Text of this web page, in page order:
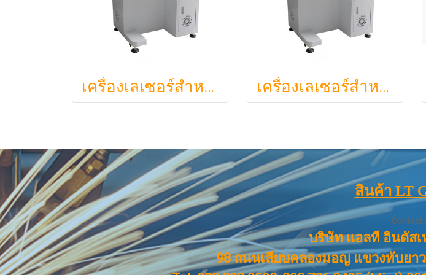
เครื่องเลเซอร์สำหรับโลหะและอโลหะ CO2 : 30W เครื่องเลเซอร์สำหรับโลหะและอโลหะ CO2 : 100W
สินค้า LT
Contact
บริษัท แอลที อินดัสเ
98 ถนนเลียบคลองมอญ แขวงทับยาว